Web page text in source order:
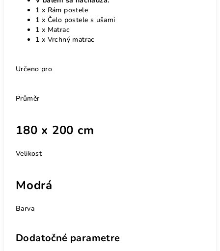
1 x Rám postele
1 x Čelo postele s ušami
1 x Matrac
1 x Vrchný matrac
Určeno pro
Průměr
180 x 200 cm
Velikost
Modrá
Barva
Dodatočné parametre